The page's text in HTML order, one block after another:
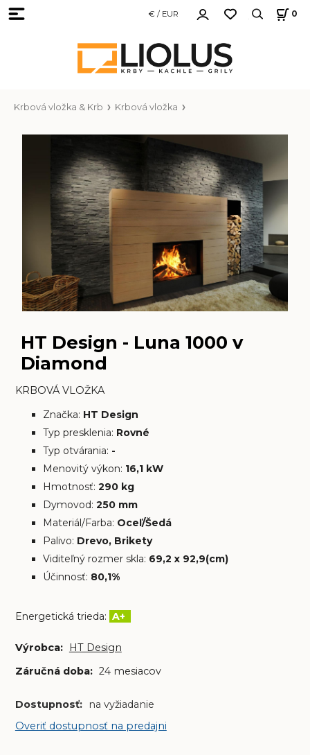
€ / EUR 0
Krbová vložka & Krb Krbová vložka
HT Design - Luna 1000 v
Diamond
KRBOVÁ VLOŽKA
Značka: HT Design
Typ presklenia: Rovné
Typ otvárania: -
Menovitý výkon: 16,1 kW
Hmotnosť: 290 kg
Dymovod: 250 mm
Materiál/Farba: Oceľ/Šedá
Palivo: Drevo, Brikety
Viditeľný rozmer skla: 69,2 x 92,9(cm)
Účinnosť: 80,1%
Energetická trieda: A+
Výrobca: HT Design
Záručná doba: 24 mesiacov
Dostupnosť:
na vyžiadanie
Overiť dostupnosť na predajni